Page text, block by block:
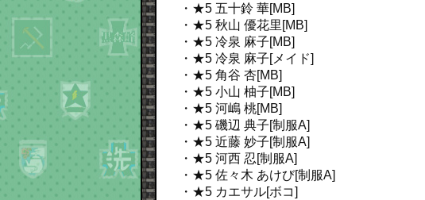
・★5 五十鈴 華[MB]
・★5 秋山 優花里[MB]
・★5 冷泉 麻子[MB]
・★5 冷泉 麻子[メイド]
・★5 角谷 杏[MB]
・★5 小山 柚子[MB]
・★5 河嶋 桃[MB]
・★5 磯辺 典子[制服A]
・★5 近藤 妙子[制服A]
・★5 河西 忍[制服A]
・★5 佐々木 あけび[制服A]
・★5 カエサル[ボコ]